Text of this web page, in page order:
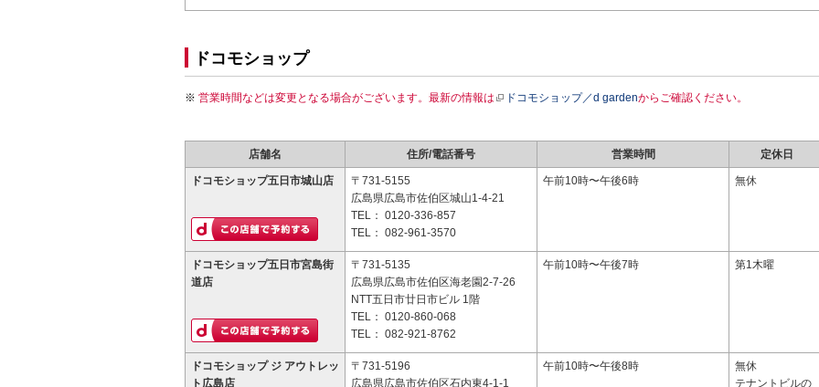
ドコモショップ
営業時間などは変更となる場合がございます。最新の情報は ドコモショップ／d gardenからご確認ください。
店舗名 住所/電話番号 営業時間 定休日
ドコモショップ五日市城山店
〒731-5155
広島県広島市佐伯区城山1-4-21
TEL： 0120-336-857
TEL： 082-961-3570
午前10時〜午後6時 無休
ドコモショップ五日市宮島街
道店
〒731-5135
広島県広島市佐伯区海老園2-7-26
NTT五日市廿日市ビル 1階
TEL： 0120-860-068
TEL： 082-921-8762
午前10時〜午後7時 第1木曜
ドコモショップ ジ アウトレッ
ト広島店
〒731-5196
広島県広島市佐伯区石内東4-1-1
午前10時〜午後8時
無休
テナントビルの